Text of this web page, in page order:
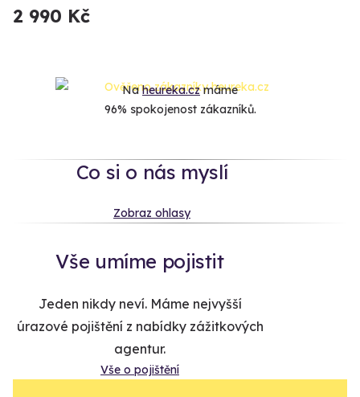
2 990 Kč
Naheureka.czmáme
96% spokojenost zákazníků.
Co si o nás myslí
Zobraz ohlasy
Vše umíme pojistit
Jeden nikdy neví. Máme nejvyšší
úrazové pojištění z nabídky zážitkových
agentur.
Vše o pojištění